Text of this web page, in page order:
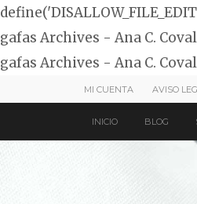
gafas Archives - Ana C.
gafas Archives - Ana C.
MI CUENTA AVISO
INICIO BLOG